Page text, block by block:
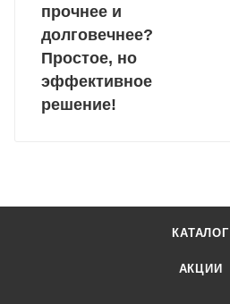
прочнее и
долговечнее?
Простое, но
эффективное
решение!
КАТАЛОГ
АКЦИИ